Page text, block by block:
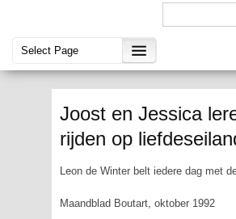
Joost en Jessica
rijden op
Leon de Winter belt iedere dag met
Maandblad Boutart, oktober 1992